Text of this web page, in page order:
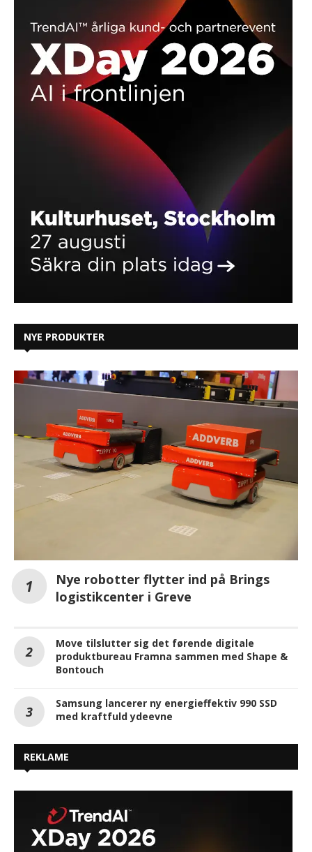
NYE PRODUKTER
Nye robotter flytter ind på Brings
logistikcenter i Greve
Move tilslutter sig det førende digitale
produktbureau Framna sammen med Shape &
Bontouch
Samsung lancerer ny energieffektiv 990 SSD
med kraftfuld ydeevne
REKLAME